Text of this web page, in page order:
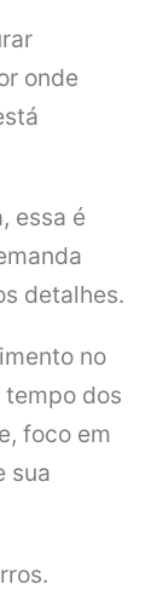
onde
essa é
detalhes.
no
dos
foco em
sua